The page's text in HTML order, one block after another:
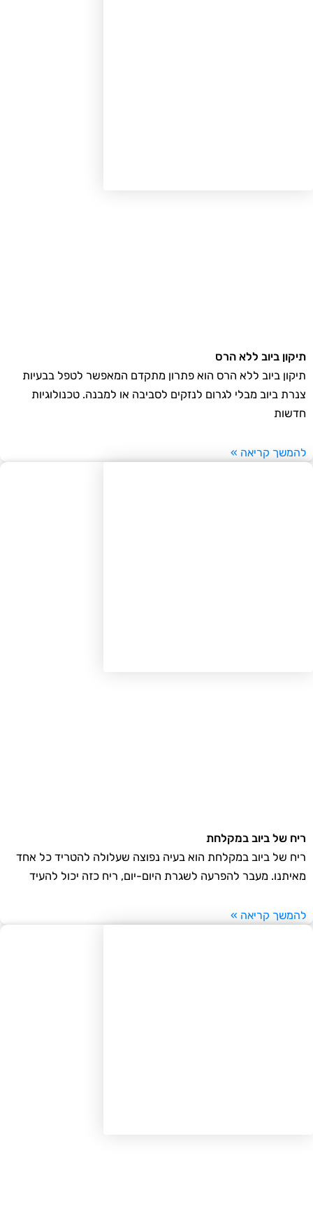
ביוב ללא הרס
ביוב ללא הרס הוא פתרון מתקדם המאפשר לטפל בבעיות
ביוב מבלי לגרום לנזקים לסביבה או למבנה. טכנולוגיות
קריאה »
של ביוב במקלחת
של ביוב במקלחת הוא בעיה נפוצה שעלולה להטריד כל אחד
מעבר להפרעה לשגרת היום-יום, ריח כזה יכול להעיד
קריאה »